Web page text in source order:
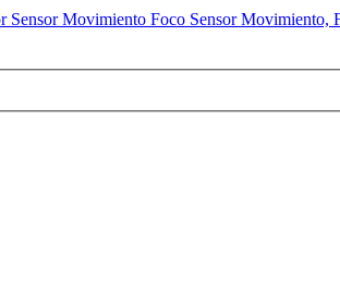
Movimiento Foco Sensor Movimiento,